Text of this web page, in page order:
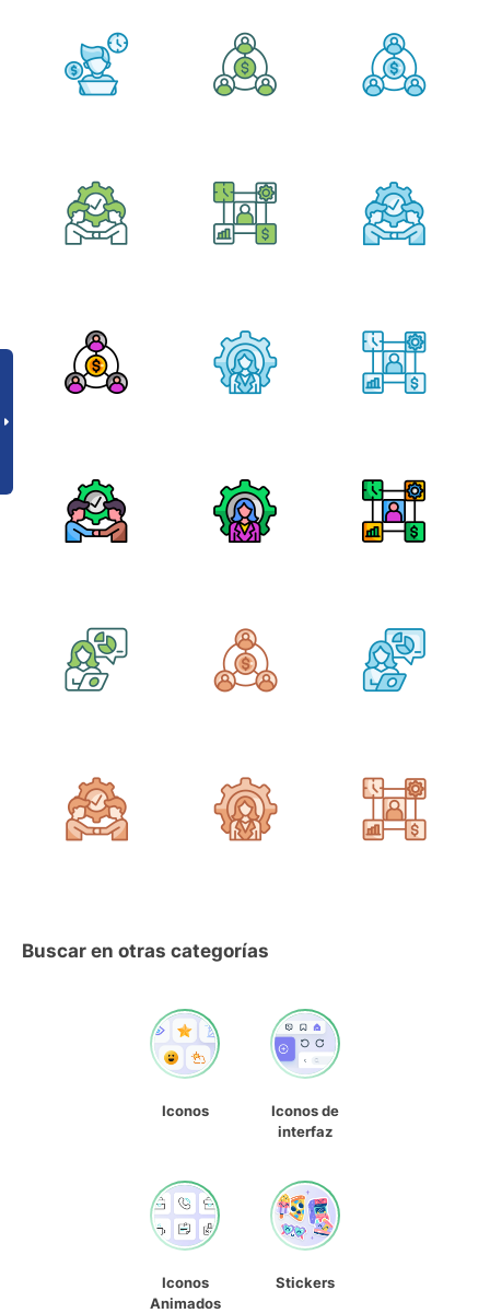
Buscar en otras categorías
Iconos
Iconos de
interfaz
Iconos
Animados
Stickers